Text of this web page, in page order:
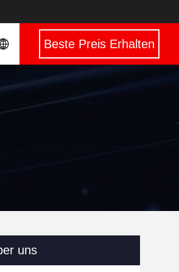
Beste Preis Erhalten
uns